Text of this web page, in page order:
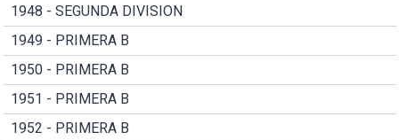
1948 - SEGUNDA DIVISION
1949 - PRIMERA B
1950 - PRIMERA B
1951 - PRIMERA B
1952 - PRIMERA B